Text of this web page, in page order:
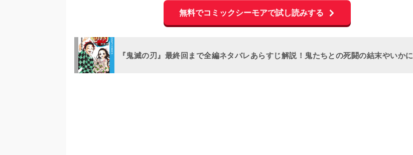
無料でコミックシーモアで試し読みする
『鬼滅の刃』最終回まで全編ネタバレあらすじ解説！鬼たちとの死闘の結末やいかに